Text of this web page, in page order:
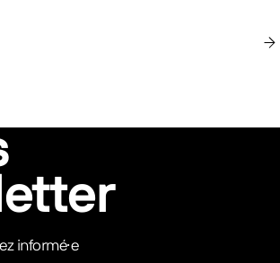
letter
informé·e